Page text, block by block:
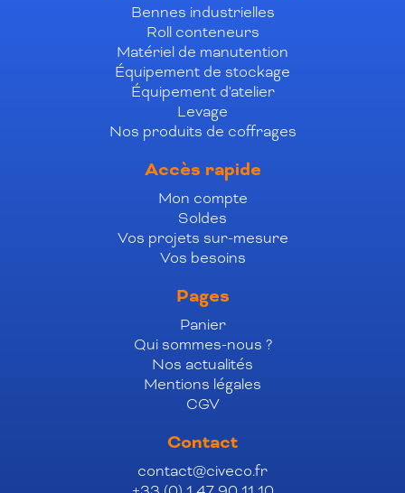
Bennes industrielles
Roll conteneurs
Matériel de manutention
Équipement de stockage
Équipement d'atelier
Levage
Nos produits de coffrages
Accès rapide
Mon compte
Soldes
Vos projets sur-mesure
Vos besoins
Pages
Panier
Qui sommes-nous ?
Nos actualités
Mentions légales
CGV
Contact
contact@civeco.fr